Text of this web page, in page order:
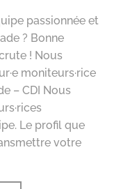
passionnée et
? Bonne
! Nous
moniteurs·rice
– CDI Nous
Le profil que
votre